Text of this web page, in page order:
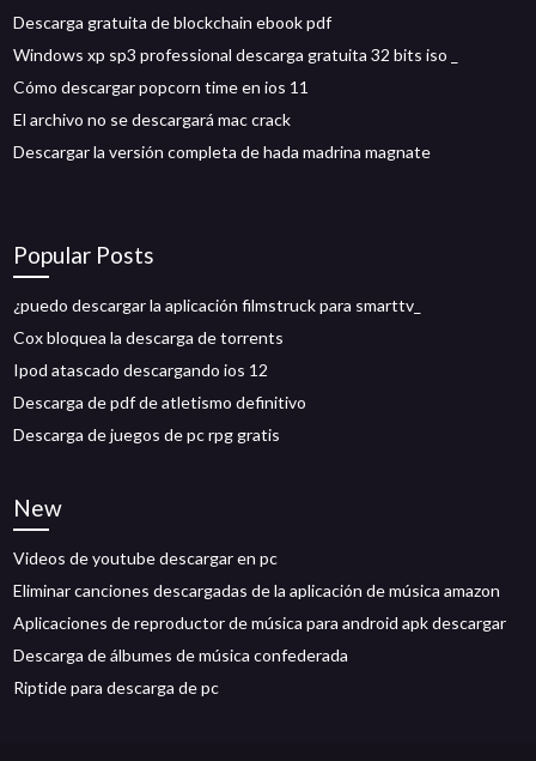
Descarga gratuita de blockchain ebook pdf
Windows xp sp3 professional descarga gratuita 32 bits iso _
Cómo descargar popcorn time en ios 11
El archivo no se descargará mac crack
Descargar la versión completa de hada madrina magnate
Popular Posts
¿puedo descargar la aplicación filmstruck para smarttv_
Cox bloquea la descarga de torrents
Ipod atascado descargando ios 12
Descarga de pdf de atletismo definitivo
Descarga de juegos de pc rpg gratis
New
Videos de youtube descargar en pc
Eliminar canciones descargadas de la aplicación de música amazon
Aplicaciones de reproductor de música para android apk descargar
Descarga de álbumes de música confederada
Riptide para descarga de pc